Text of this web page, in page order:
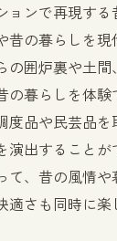
ョンで再現す
昔の暮らしを
の囲炉裏や土
の暮らしを体
度品や民芸品
演出すること
て、昔の風情
適さも同時に楽